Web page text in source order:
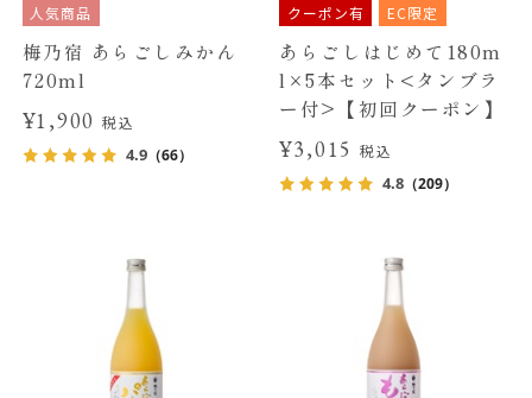
人気商品
梅乃宿 あらごしみかん
720ml
¥1,900税込
4.9（66）
クーポン有 EC限定
あらごしはじめて180m
l×5本セット<タンブラ
ー付>【初回クーポン】
¥3,015 税込
4.8 （209）